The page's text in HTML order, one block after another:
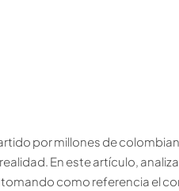
por millones de
En este artículo,
como referencia el